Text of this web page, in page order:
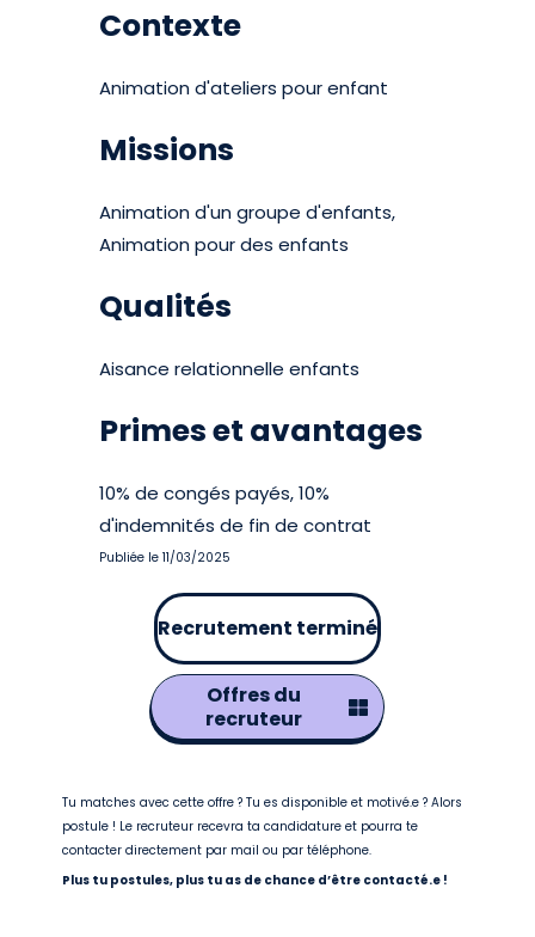
Contexte
Animation d'ateliers pour enfant
Missions
Animation d'un groupe d'enfants,
Animation pour des enfants
Qualités
Aisance relationnelle enfants
Primes et avantages
10% de congés payés, 10%
d'indemnités de fin de contrat
Publiée le 11/03/2025
Recrutement terminé
Offres du
recruteur
Tu matches avec cette offre ? Tu es disponible et motivé.e ? Alors
postule ! Le recruteur recevra ta candidature et pourra te
contacter directement par mail ou par téléphone.
Plus tu postules, plus tu as de chance d’être contacté.e !